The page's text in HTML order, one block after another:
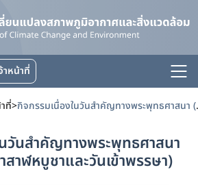
าหน้าที่
ที่> กิจกรรมเนื่อ
วันสำคัญทางพระพุทธศาสนา
าฬหบูชาและวันเข้าพรรษา)